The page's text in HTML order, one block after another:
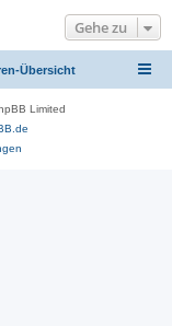
Gehe zu
Übersicht
Limited